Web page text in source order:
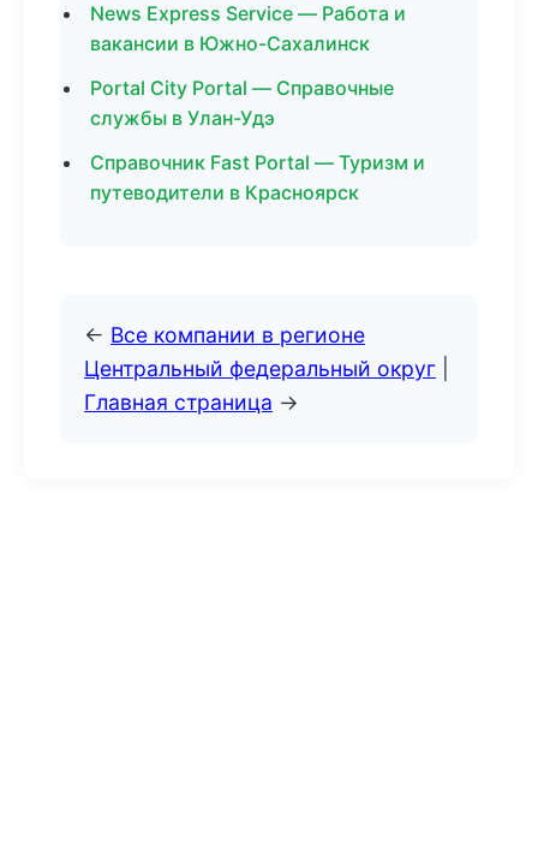
News Express Service — Работа и
вакансии в Южно-Сахалинск
Portal City Portal — Справочные
службы в Улан-Удэ
Справочник Fast Portal — Туризм и
путеводители в Красноярск
← Все компании в регионе
Центральный федеральный округ
Главная страница →